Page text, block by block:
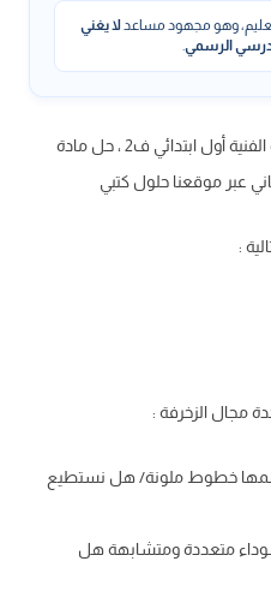
وهو مجهود مساعدلا يغني
الرسمي.
حل الوحدة الثانية مجال الزخرفة مادة الفنية أول ابتدائي ف2 ، حل مادة
عبر موقعنا حلول كتبي
:
مجال الزخرفة :
خطوط ملونة/ هل نستطيع
متعددة ومتشابهة هل